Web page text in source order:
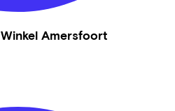
Amersfoort